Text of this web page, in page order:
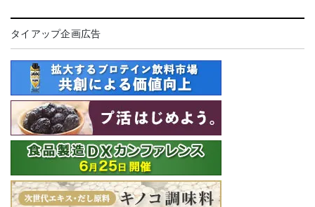
タイアップ企画広告